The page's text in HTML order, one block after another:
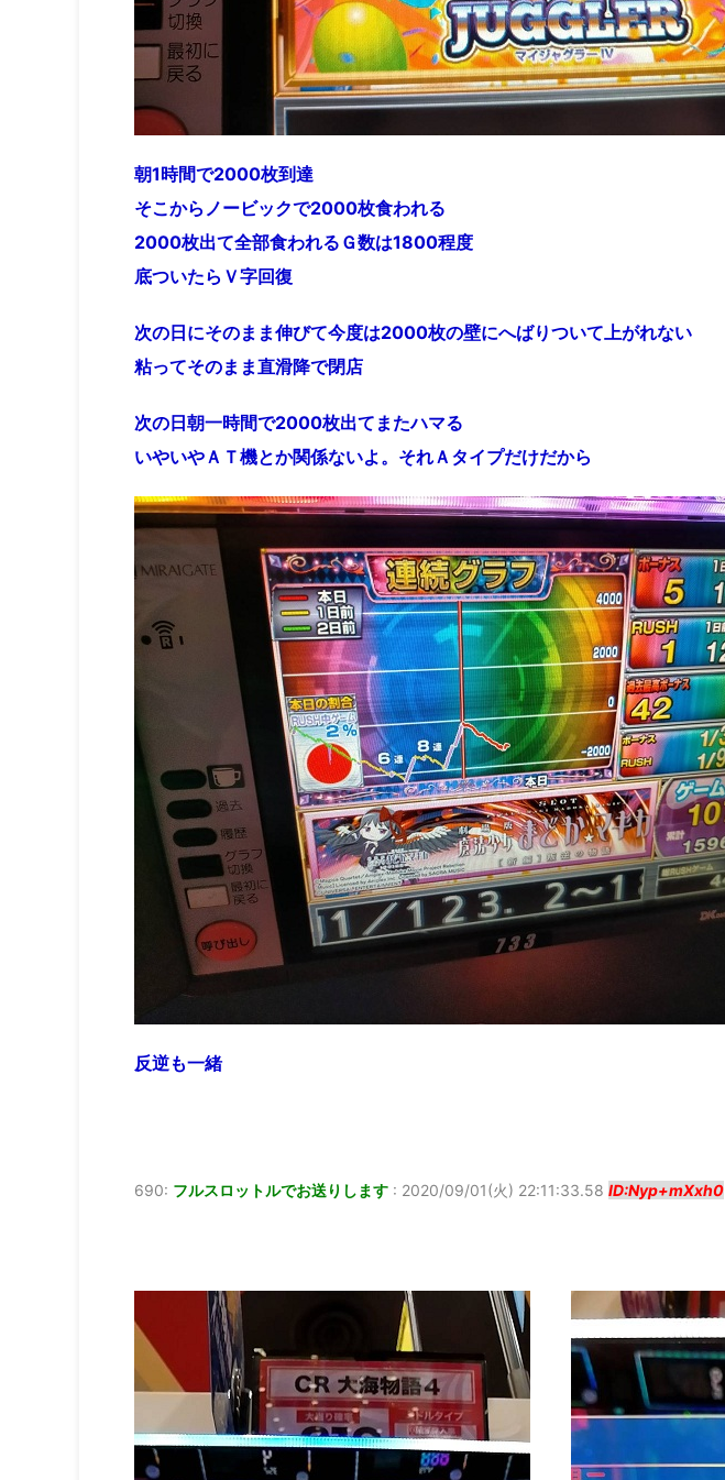
朝1時間で2000枚到達
そこからノービックで2000枚食われる
2000枚出て全部食われるＧ数は1800程度
底ついたらＶ字回復
次の日にそのまま伸びて今度は2000枚の壁にへばりついて上がれない
粘ってそのまま直滑降で閉店
次の日朝一時間で2000枚出てまたハマる
いやいやＡＴ機とか関係ないよ。それＡタイプだけだから
反逆も一緒
690: フルスロットルでお送りします : 2020/09/01(火) 22:11:33.58 ID:Nyp+mXxh0